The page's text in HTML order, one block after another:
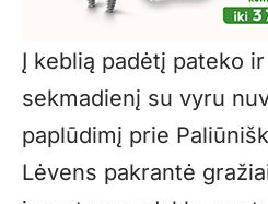
Į keblią padėtį pateko
sekmadienį su vyru
paplūdimį prie
Lėvens pakrantė